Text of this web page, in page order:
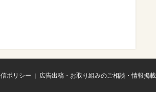
ポリシー
広告出稿・お取り組みのご相談・情報掲